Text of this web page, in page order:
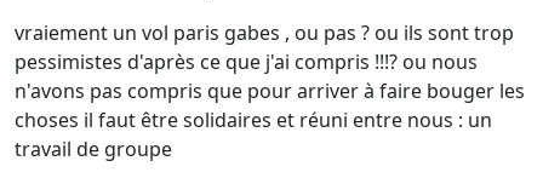
vraiement un vol paris gabes , ou pas ? ou ils sont trop
pessimistes d'après ce que j'ai compris !!!? ou nous
n'avons pas compris que pour arriver à faire bouger les
choses il faut être solidaires et réuni entre nous : un
travail de groupe